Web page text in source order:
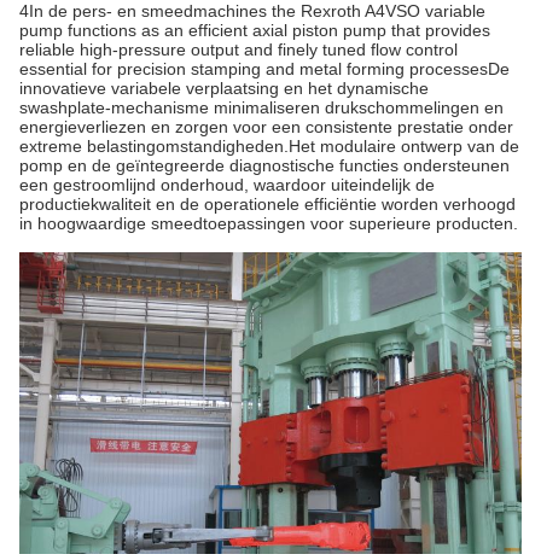
4In de pers- en smeedmachines the Rexroth A4VSO variable
pump functions as an efficient axial piston pump that provides
reliable high-pressure output and finely tuned flow control
essential for precision stamping and metal forming processesDe
innovatieve variabele verplaatsing en het dynamische
swashplate-mechanisme minimaliseren drukschommelingen en
energieverliezen en zorgen voor een consistente prestatie onder
extreme belastingomstandigheden.Het modulaire ontwerp van de
pomp en de geïntegreerde diagnostische functies ondersteunen
een gestroomlijnd onderhoud, waardoor uiteindelijk de
productiekwaliteit en de operationele efficiëntie worden verhoogd
in hoogwaardige smeedtoepassingen voor superieure producten.